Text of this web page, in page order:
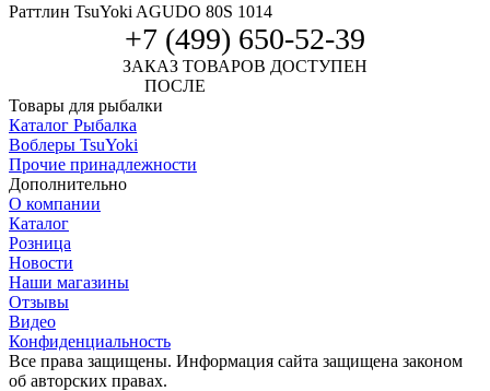
Раттлин TsuYoki AGUDO 80S 1014
+7 (499) 650-52-39
ЗАКАЗ ТОВАРОВ ДОСТУПЕН
ПОСЛЕ
Товары для рыбалки
Каталог Рыбалка
Воблеры TsuYoki
Прочие принадлежности
Дополнительно
О компании
Каталог
Розница
Новости
Наши магазины
Отзывы
Видео
Конфиденциальность
Все права защищены. Информация сайта защищена законом
об авторских правах.